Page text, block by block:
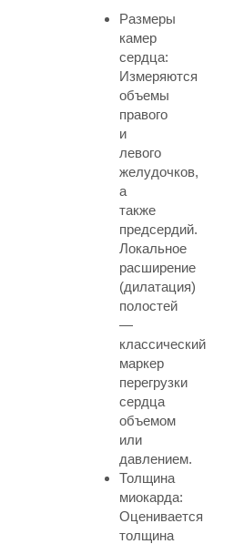
Размеры
камер
сердца:
Измеряются
объемы
правого
и
левого
желудочков,
а
также
предсердий.
Локальное
расширение
(дилатация)
полостей
—
классический
маркер
перегрузки
сердца
объемом
или
давлением.
Толщина
миокарда:
Оценивается
толщина